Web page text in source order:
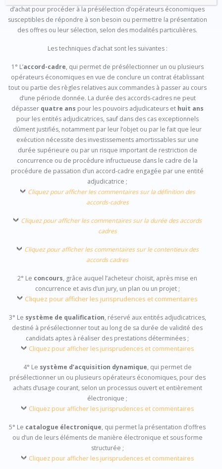
d’achat pour procéder à la présélection d’opérateurs économiques
susceptibles de répondre à son besoin ou permettre la présentation
des offres ou leur sélection, selon des modalités particulières.
Les techniques d’achat sont les suivantes :
1° L’accord-cadre, qui permet de présélectionner un ou plusieurs
opérateurs économiques en vue de conclure un contrat établissant
tout ou partie des règles relatives aux commandes à passer au cours
d’une période donnée. La durée des accords-cadres ne peut
dépasser quatre ans pour les pouvoirs adjudicateurs et huit ans
pour les entités adjudicatrices, sauf dans des cas exceptionnels
dûment justifiés, notamment par leur l’objet ou par le fait que leur
exécution nécessite des investissements amortissables sur une
durée supérieure ou par un risque important de restriction de
concurrence ou de procédure infructueuse dans le cadre de la
procédure de passation d’un accord-cadre engagée par une entité
adjudicatrice ;
Cliquez pour afficher les commentaires sur la définition des
accords-cadres
Cliquez pour afficher les commentaires sur la durée des accords
cadres
Cliquez pour afficher les commentaires sur le contentieux des
accords cadres
2° Le concours, grâce auquel l’acheteur choisit, après mise en
concurrence et avis d’un jury, un plan ou un projet ;
Cliquez pour afficher les jurisprudences et commentaires
3° Le système de qualification, réservé aux entités adjudicatrices,
destiné à présélectionner tout au long de sa durée de validité des
candidats aptes à réaliser des prestations déterminées ;
Cliquez pour afficher les jurisprudences et commentaires
4° Le système d’acquisition dynamique, qui permet de
présélectionner un ou plusieurs opérateurs économiques, pour des
achats d’usage courant, selon un processus ouvert et entièrement
électronique ;
Cliquez pour afficher les jurisprudences et commentaires
5° Le catalogue électronique, qui permet la présentation d’offres
ou d’un de leurs éléments de manière électronique et sous forme
structurée ;
Cliquez pour afficher les jurisprudences et commentaires